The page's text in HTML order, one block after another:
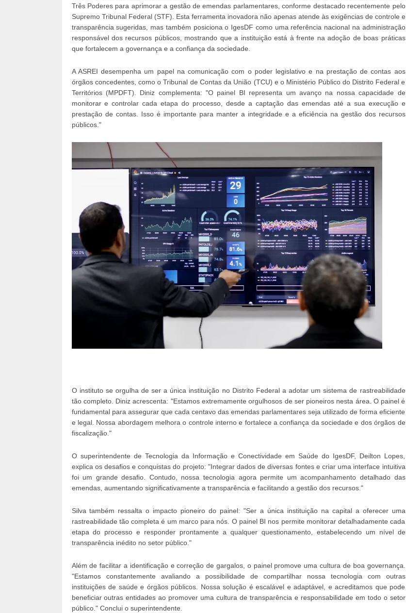
Três Poderes para aprimorar a gestão de emendas parlamentares, conforme destacado recentemente pelo
Supremo Tribunal Federal (STF). Esta ferramenta inovadora não apenas atende às exigências de controle e
transparência sugeridas, mas também posiciona o IgesDF como uma referência nacional na administração
responsável dos recursos públicos, mostrando que a instituição está à frente na adoção de boas práticas
que fortalecem a governança e a confiança da sociedade.
A ASREI desempenha um papel na comunicação com o poder legislativo e na prestação de contas aos
órgãos concedentes, como o Tribunal de Contas da União (TCU) e o Ministério Público do Distrito Federal e
Territórios (MPDFT). Diniz complementa: "O painel BI representa um avanço na nossa capacidade de
monitorar e controlar cada etapa do processo, desde a captação das emendas até a sua execução e
prestação de contas. Isso é importante para manter a integridade e a eficiência na gestão dos recursos
públicos."
O instituto se orgulha de ser a única instituição no Distrito Federal a adotar um sistema de rastreabilidade
tão completo. Diniz acrescenta: "Estamos extremamente orgulhosos de ser pioneiros nesta área. O painel é
fundamental para assegurar que cada centavo das emendas parlamentares seja utilizado de forma eficiente
e legal. Nossa abordagem melhora o controle interno e fortalece a confiança da sociedade e dos órgãos de
fiscalização."
O superintendente de Tecnologia da Informação e Conectividade em Saúde do IgesDF, Deilton Lopes,
explica os desafios e conquistas do projeto: "Integrar dados de diversas fontes e criar uma interface intuitiva
foi um grande desafio. Contudo, nossa tecnologia agora permite um acompanhamento detalhado das
emendas, aumentando significativamente a transparência e facilitando a gestão dos recursos."
Silva também ressalta o impacto pioneiro do painel: "Ser a única instituição na capital a oferecer uma
rastreabilidade tão completa é um marco para nós. O painel BI nos permite monitorar detalhadamente cada
etapa do processo e responder prontamente a qualquer questionamento, estabelecendo um nível de
transparência inédito no setor público."
Além de facilitar a identificação e correção de gargalos, o painel promove uma cultura de boa governança.
"Estamos constantemente avaliando a possibilidade de compartilhar nossa tecnologia com outras
instituições de saúde e órgãos públicos. Nossa solução é escalável e adaptável, e acreditamos que pode
beneficiar outras entidades ao promover uma cultura de transparência e responsabilidade em todo o setor
público." Conclui o superintendente.